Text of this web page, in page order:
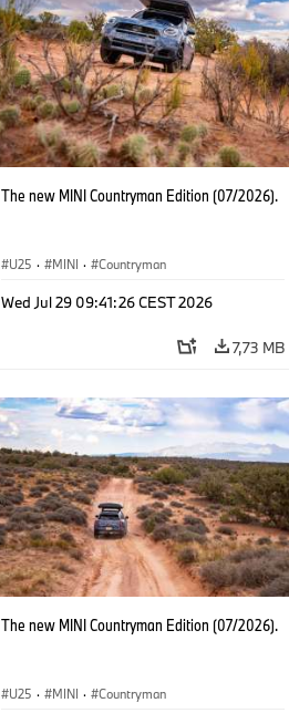
The new MINI Countryman Edition (07/2026).
U25 · MINI · Countryman
Wed Jul 29 09:41:26 CEST 2026
7,73 MB
The new MINI Countryman Edition (07/2026).
U25 · MINI · Countryman